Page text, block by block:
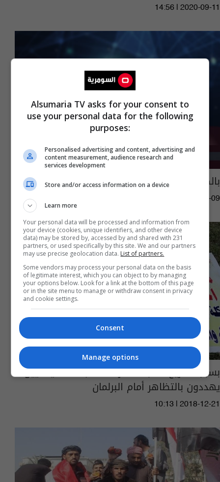
14:56 | 2020-09-11
بالصور.. حريق في "بيت بغداد"
16:36 | 2020-08-09
بسبب تصريح لنائب.. عشرات السجناء السياسيين
يهددون بالتظاهر أمام البرلمان
10:13 | 2018-12-21
Alsumaria TV asks for your consent to
use your personal data for the following
purposes:
Personalised advertising and content, advertising and
content measurement, audience research and
services development
Store and/or access information on a device
Learn more
Your personal data will be processed and information from
your device (cookies, unique identifiers, and other device
data) may be stored by, accessed by and shared with 231
partners, or used specifically by this site. We and our partners
may use precise geolocation data. List of partners.
Some vendors may process your personal data on the basis
of legitimate interest, which you can object to by managing
your options below. Look for a link at the bottom of this page
or in the site menu to manage or withdraw consent in privacy
and cookie settings.
Consent
Manage options